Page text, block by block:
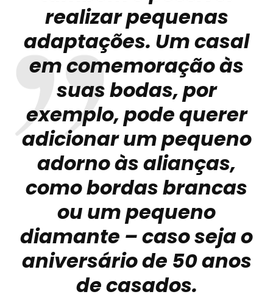
realizar pequenas
adaptações. Um casal
em comemoração às
suas bodas, por
exemplo, pode querer
adicionar um pequeno
adorno às alianças,
como bordas brancas
ou um pequeno
diamante – caso seja o
aniversário de 50 anos
de casados.